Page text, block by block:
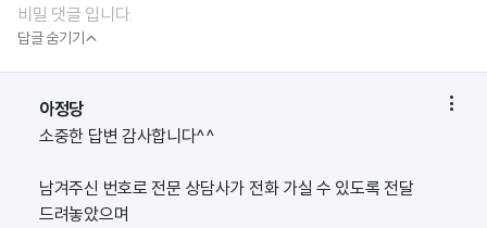
비밀 댓글 입니다.
답글 숨기기
아정당 
소중한 답변 감사합니다^^
남겨주신 번호로 전문 상담사가 전화 가실 수 있도록 전달
드려놓았으며